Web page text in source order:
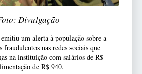
Divulgação
um alerta à população sobre a
fraudulentos nas redes sociais que
na instituição com salários de R$
de R$ 940.